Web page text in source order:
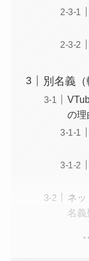
別名義
の理
ネッ
名義